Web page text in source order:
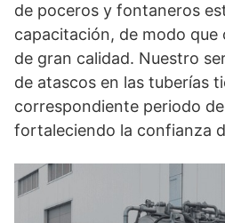
de poceros y fontaneros
capacitación, de modo
de gran calidad. Nuestro
de atascos en las tuberías
correspondiente periodo
fortaleciendo la confianza